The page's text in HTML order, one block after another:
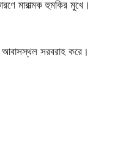
মারাত্মক হুমকির মুখে।
আবাসস্থল সরবরাহ করে।